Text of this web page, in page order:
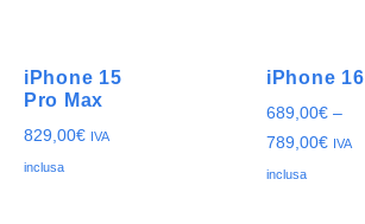
iPhone 15
Pro Max
829,00€ IVA
inclusa
iPhone 16
689,00€ –
789,00€ IVA
inclusa